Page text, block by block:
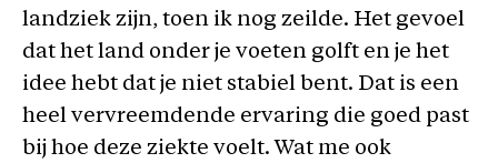
landziek zijn, toen ik nog zeilde. Het gevoel
dat het land onder je voeten golft en je het
idee hebt dat je niet stabiel bent. Dat is een
heel vervreemdende ervaring die goed past
bij hoe deze ziekte voelt. Wat me ook